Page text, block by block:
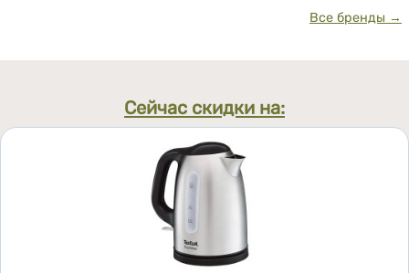
Все бренды →
Сейчас скидки на: